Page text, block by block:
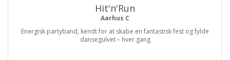
Hit'n'Run
Aarhus C
Energisk partyband, kendt for at skabe en fantastisk fest og fylde
dansegulvet – hver gang